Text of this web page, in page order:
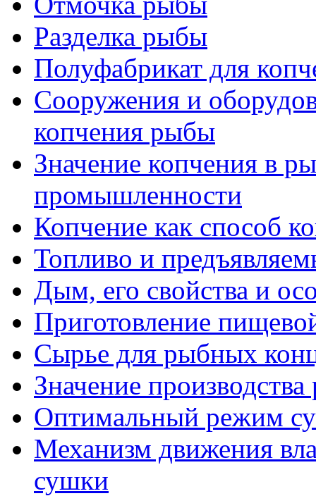
Разделка рыбы
Полуфабрикат для
Сооружения и
копчения рыбы
Значение копчения в
промышленности
Копчение как способ
Топливо и
Дым, его свойства и
Приготовление
Сырье для рыбных
Значение
Оптимальный режим
Механизм движения
сушки